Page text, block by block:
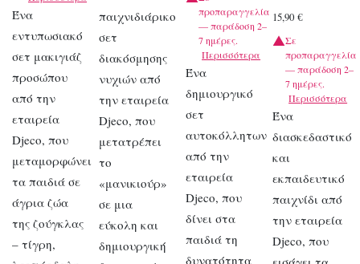
Ένα
εντυπωσιακό
σετ μακιγιάζ
προσώπου
από την
εταιρεία
Djeco, που
μεταμορφώνει
τα παιδιά σε
άγρια ζώα
της ζούγκλας
– τίγρη,
παιχνιδιάρικο
σετ
διακόσμησης
νυχιών από
την εταιρεία
Djeco, που
μετατρέπει
το
«μανικιούρ»
σε μια
εύκολη και
δημιουργική
προπαραγγελία
— παράδοση 2–
7 ημέρες.
Περισσότερα
Ένα
δημιουργικό
σετ
αυτοκόλλητων
από την
εταιρεία
Djeco, που
δίνει στα
παιδιά τη
δυνατότητα
15,90€
Σε
προπαραγγελία
— παράδοση 2–
7 ημέρες.
Περισσότερα
Ένα
διασκεδαστικό
και
εκπαιδευτικό
παιχνίδι από
την εταιρεία
Djeco, που